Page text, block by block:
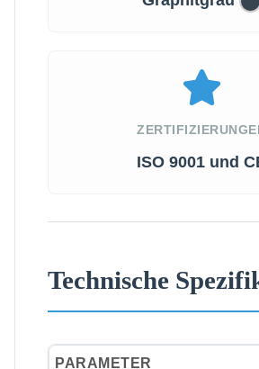
ISO 9001 und
Technische